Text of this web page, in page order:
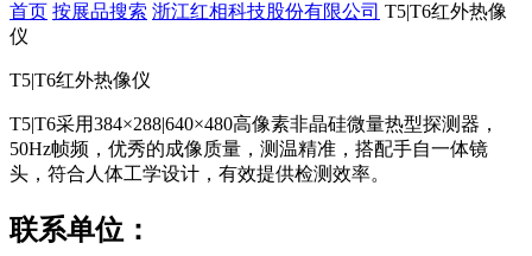
首页 按展品搜索 浙江红相科技股份有限公司 T5|T6红外热像
仪
T5|T6红外热像仪
T5|T6采用384×288|640×480高像素非晶硅微量热型探测器，
50Hz帧频，优秀的成像质量，测温精准，搭配手自一体镜
头，符合人体工学设计，有效提供检测效率。
联系单位：